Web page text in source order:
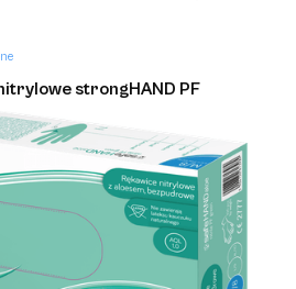
strongHAND PF